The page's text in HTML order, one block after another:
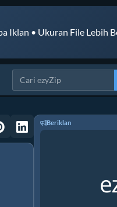
Iklan • Ukuran File Lebih
Beriklan